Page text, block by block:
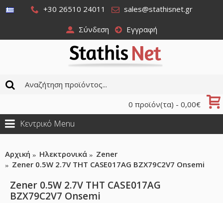
+30 26510 24011 sales@stathisnet.gr
Σύνδεση Εγγραφή
0 προϊόν(τα) - 0,00€
Κεντρικό Menu
Αρχική Ηλεκτρονικά
Zener
Zener 0.5W 2.7V THT CASE017AG BZX79C2V7 Onsemi
Zener 0.5W 2.7V THT CASE017AG
BZX79C2V7 Onsemi